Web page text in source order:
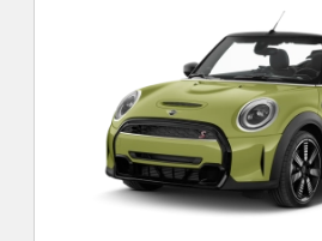
rigide amovible. Quand celui-ci
prend les lignes d'une vraie «
cabriolet classique : la voiture
rétractable.